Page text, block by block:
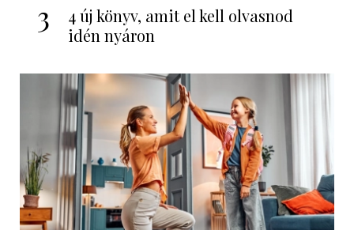
3
4 új könyv, amit el kell olvasnod
idén nyáron